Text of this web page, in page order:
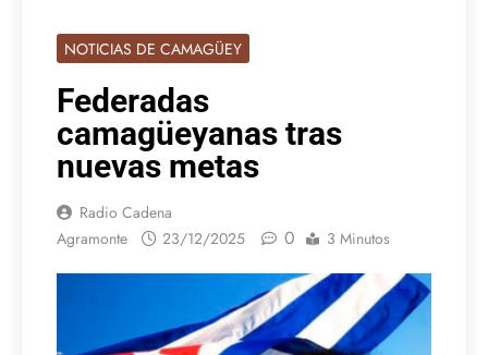
NOTICIAS DE CAMAGÜEY
Federadas
camagüeyanas tras
nuevas metas
Radio Cadena
Agramonte
23/12/2025 0 3 Minutos